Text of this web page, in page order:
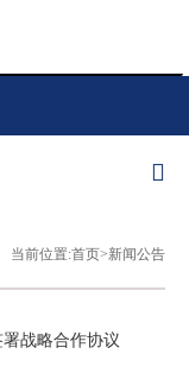
当前位置:首页>新闻公告
战略合作协议